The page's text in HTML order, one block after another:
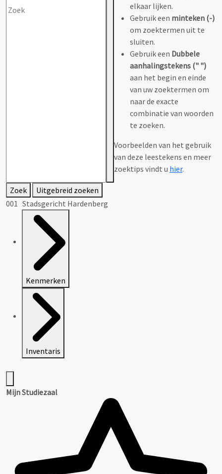
elkaar lijken.
Gebruik een minteken (-)
om zoektermen uit te
sluiten.
Gebruik een Dubbele
aanhalingstekens (" ")
aan het begin en einde
van uw zoektermen om
naar de exacte
combinatie van woorden
te zoeken.
Voorbeelden van het gebruik
van deze leestekens en meer
zoektips vindt u hier.
Zoek
Uitgebreid zoeken
001 Stadsgericht Hardenberg
Kenmerken
Inventaris
Mijn Studiezaal